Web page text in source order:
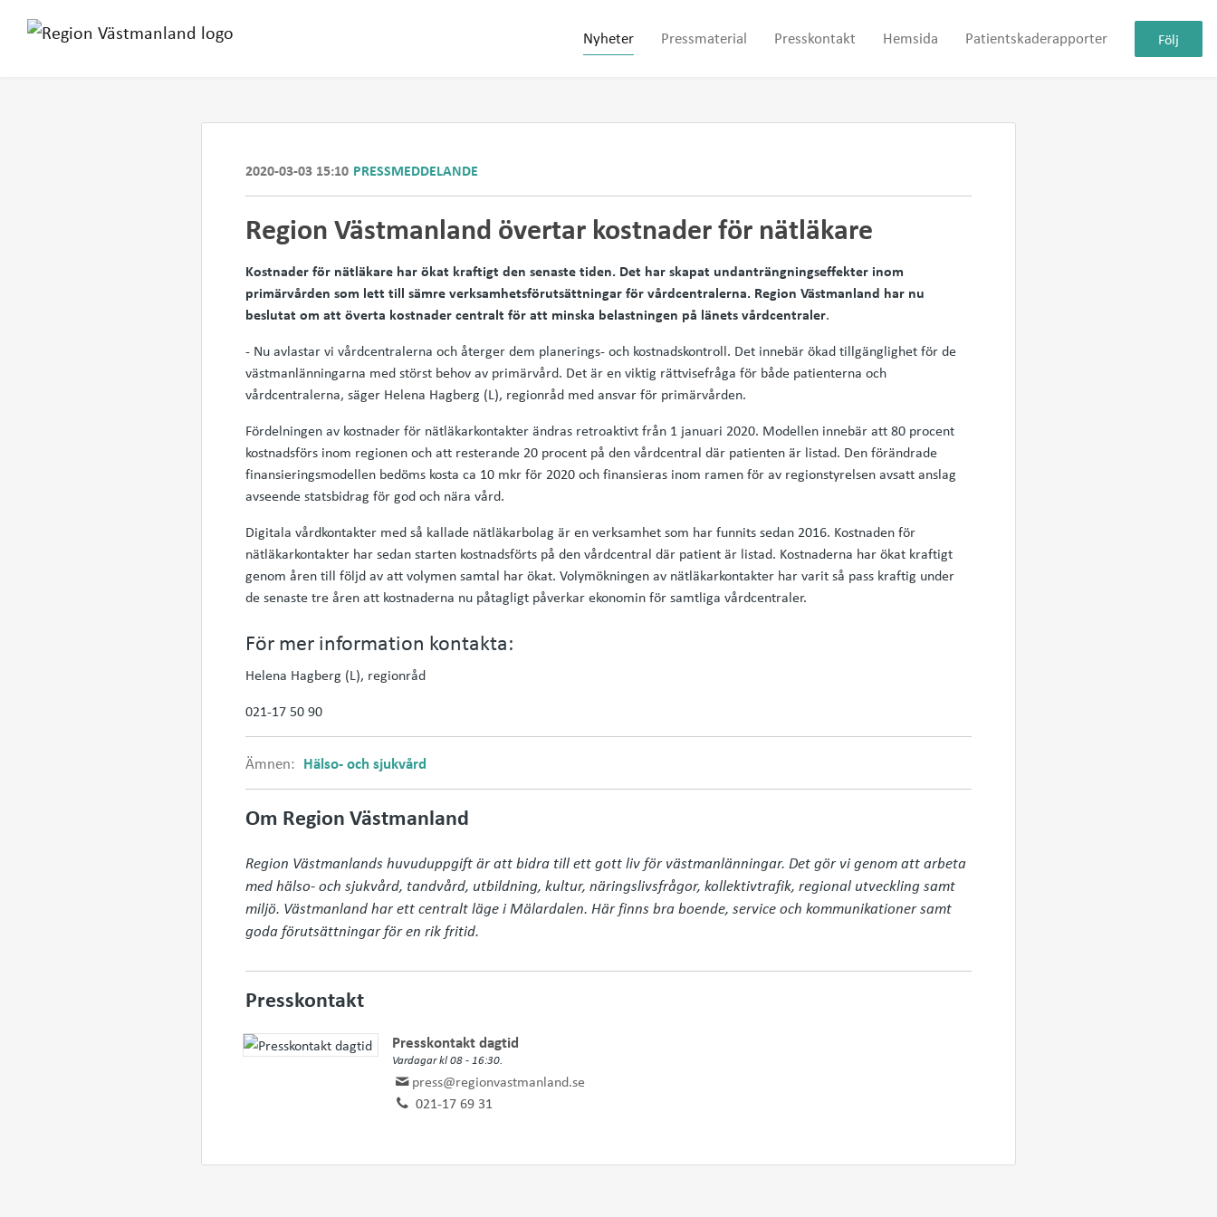
Nyheter Pressmaterial Presskontakt Hemsida Patientskaderapporter Följ
2020-03-03 15:10 PRESSMEDDELANDE
Region Västmanland övertar kostnader för nätläkare
Kostnader för nätläkare har ökat kraftigt den senaste tiden. Det har skapat undanträngningseffekter inom
primärvården som lett till sämre verksamhetsförutsättningar för vårdcentralerna. Region Västmanland har nu
beslutat om att överta kostnader centralt för att minska belastningen på länets vårdcentraler.
- Nu avlastar vi vårdcentralerna och återger dem planerings- och kostnadskontroll. Det innebär ökad tillgänglighet för de
västmanlänningarna med störst behov av primärvård. Det är en viktig rättvisefråga för både patienterna och
vårdcentralerna, säger Helena Hagberg (L), regionråd med ansvar för primärvården.
Fördelningen av kostnader för nätläkarkontakter ändras retroaktivt från 1 januari 2020. Modellen innebär att 80 procent
kostnadsförs inom regionen och att resterande 20 procent på den vårdcentral där patienten är listad. Den förändrade
finansieringsmodellen bedöms kosta ca 10 mkr för 2020 och finansieras inom ramen för av regionstyrelsen avsatt anslag
avseende statsbidrag för god och nära vård.
Digitala vårdkontakter med så kallade nätläkarbolag är en verksamhet som har funnits sedan 2016. Kostnaden för
nätläkarkontakter har sedan starten kostnadsförts på den vårdcentral där patient är listad. Kostnaderna har ökat kraftigt
genom åren till följd av att volymen samtal har ökat. Volymökningen av nätläkarkontakter har varit så pass kraftig under
de senaste tre åren att kostnaderna nu påtagligt påverkar ekonomin för samtliga vårdcentraler.
För mer information kontakta:
Helena Hagberg (L), regionråd
021-17 50 90
Ämnen: Hälso- och sjukvård
Om Region Västmanland
Region Västmanlands huvuduppgift är att bidra till ett gott liv för västmanlänningar. Det gör vi genom att arbeta
med hälso- och sjukvård, tandvård, utbildning, kultur, näringslivsfrågor, kollektivtrafik, regional utveckling samt
miljö. Västmanland har ett centralt läge i Mälardalen. Här finns bra boende, service och kommunikationer samt
goda förutsättningar för en rik fritid.
Presskontakt
Presskontakt dagtid
Vardagar kl 08 - 16:30.
press@regionvastmanland.se
021-17 69 31